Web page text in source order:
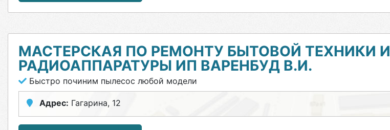
МАСТЕРСКАЯ ПО РЕМОНТУ БЫТОВОЙ ТЕХНИКИ И
РАДИОАППАРАТУРЫ ИП ВАРЕНБУД В.И.
Быстро починим пылесос любой модели
Адрес: Гагарина, 12